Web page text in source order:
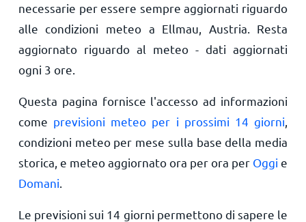
necessarie per essere sempre aggiornati riguardo
alle condizioni meteo a Ellmau, Austria. Resta
aggiornato riguardo al meteo - dati aggiornati
ogni 3 ore.
Questa pagina fornisce l'accesso ad informazioni
come previsioni meteo per i prossimi 14 giorni
condizioni meteo per mese sulla base della media
storica, e meteo aggiornato ora per ora per Oggi e
Domani
Le previsioni sui 14 giorni permettono di sapere le